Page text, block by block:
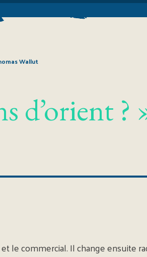
Wallut
d’orient ?
le commercial. Il change ensuite